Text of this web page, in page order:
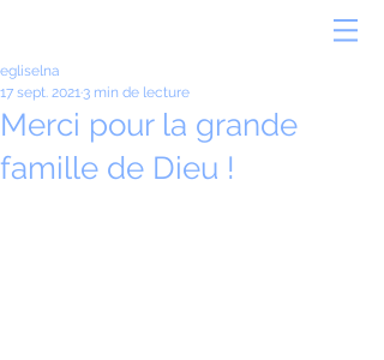
Merci pour la grande
famille de Dieu !
egliselna
17 sept. 2021 3 min de lecture